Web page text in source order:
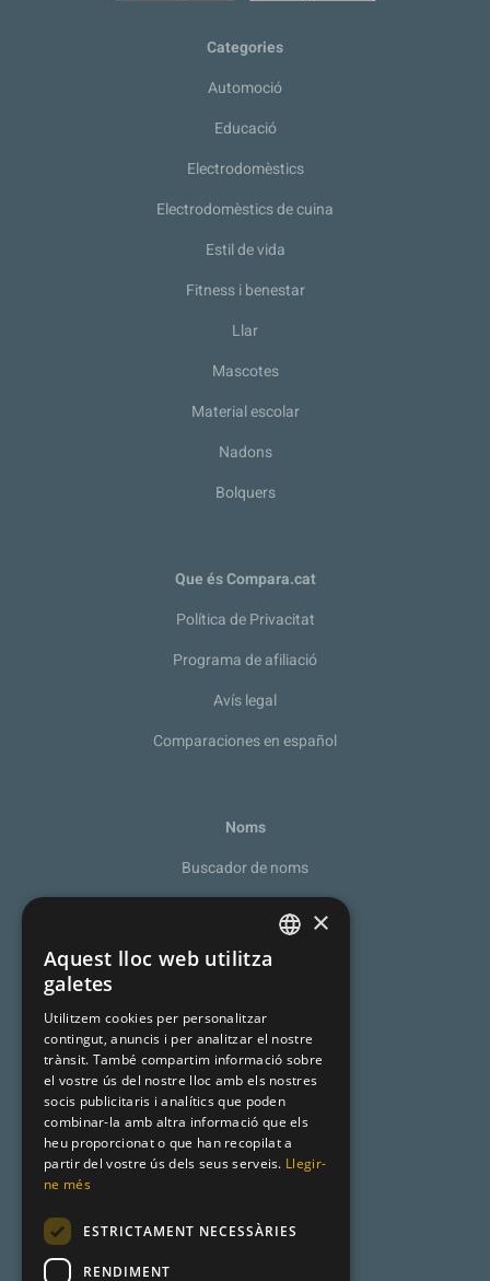
Categories
Automoció
Educació
Electrodomèstics
Electrodomèstics de cuina
Estil de vida
Fitness i benestar
Llar
Mascotes
Material escolar
Nadons
Bolquers
Que és Compara.cat
Política de Privacitat
Programa de afiliació
Avís legal
Comparaciones en español
Noms
Buscador de noms
Recomanador de noms
De la A a la Z
Cognoms catalans
Llista de naixement
Premsa
Racó Català
ENGLISH
×
Aquest lloc web utilitza
galetes
Utilitzem cookies per personalitzar
contingut, anuncis i per analitzar el nostre
trànsit. També compartim informació sobre
el vostre ús del nostre lloc amb els nostres
socis publicitaris i analítics que poden
combinar-la amb altra informació que els
heu proporcionat o que han recopilat a
partir del vostre ús dels seus serveis. Llegir-
ne més
ESTRICTAMENT NECESSÀRIES
RENDIMENT